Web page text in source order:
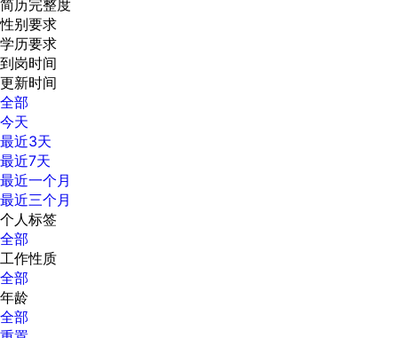
简历完整度
性别要求
学历要求
到岗时间
更新时间
全部
今天
最近3天
最近7天
最近一个月
最近三个月
个人标签
全部
工作性质
全部
年龄
全部